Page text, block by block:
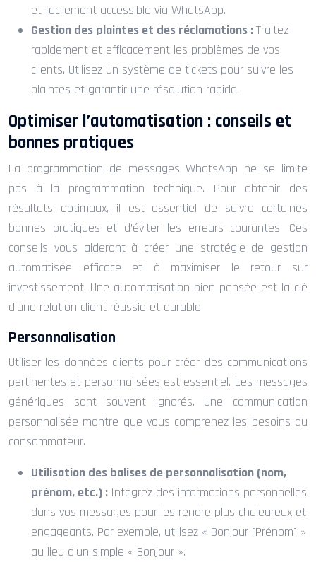
et facilement accessible via WhatsApp.
Gestion des plaintes et des réclamations :Traitez
rapidement et efficacement les problèmes de vos
clients. Utilisez un système de tickets pour suivre les
plaintes et garantir une résolution rapide.
Optimiser l’automatisation : conseils et
bonnes pratiques
La programmation de messages WhatsApp ne se limite
pas à la programmation technique. Pour obtenir des
résultats optimaux, il est essentiel de suivre certaines
bonnes pratiques et d’éviter les erreurs courantes. Ces
conseils vous aideront à créer une stratégie de gestion
automatisée efficace et à maximiser le retour sur
investissement. Une automatisation bien pensée est la clé
d’une relation client réussie et durable.
Personnalisation
Utiliser les données clients pour créer des communications
pertinentes et personnalisées est essentiel. Les messages
génériques sont souvent ignorés. Une communication
personnalisée montre que vous comprenez les besoins du
consommateur.
Utilisation des balises de personnalisation (nom,
prénom, etc.) : Intégrez des informations personnelles
dans vos messages pour les rendre plus chaleureux et
engageants. Par exemple, utilisez « Bonjour [Prénom] »
au lieu d’un simple « Bonjour ».